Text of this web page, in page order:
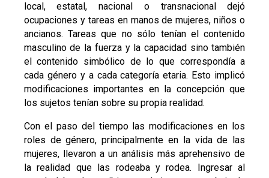
local, estatal, nacional o transnacional dejó
ocupaciones y tareas en manos de mujeres, niños o
ancianos. Tareas que no sólo tenían el contenido
masculino de la fuerza y la capacidad sino también
el contenido simbólico de lo que correspondía a
cada género y a cada categoría etaria. Esto implicó
modificaciones importantes en la concepción que
los sujetos tenían sobre su propia realidad.
Con el paso del tiempo las modificaciones en los
roles de género, principalmente en la vida de las
mujeres, llevaron a un análisis más aprehensivo de
la realidad que las rodeaba y rodea. Ingresar al